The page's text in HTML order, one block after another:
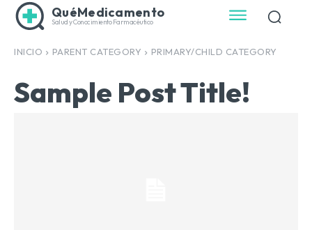
QuéMedicamento
Salud y Conocimiento Farmacéutico
INICIO PARENT CATEGORY PRIMARY/CHILD CATEGORY
Sample Post Title!